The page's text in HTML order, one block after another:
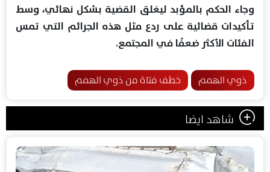
وجاء الحكم بالمؤبد ليغلق القضية بشكل نهائي، وسط
تأكيدات قضائية على ردع مثل هذه الجرائم التي تمس
الفئات الأكثر ضعفًا في المجتمع.
ذوي الهمم خطف فتاة من ذوي الهمم
شاهد ايضا